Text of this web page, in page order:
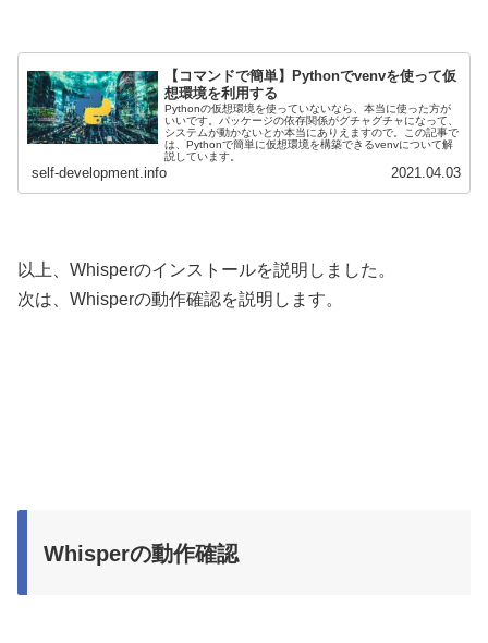
【コマンドで簡単】Pythonでvenvを使って仮
想環境を利用する
Pythonの仮想環境を使っていないなら、本当に使った方が
いいです。パッケージの依存関係がグチャグチャになって、
システムが動かないとか本当にありえますので。この記事で
は、Pythonで簡単に仮想環境を構築できるvenvについて解
説しています。
self-development.info 2021.04.03
以上、Whisperのインストールを説明しました。
次は、Whisperの動作確認を説明します。
Whisperの動作確認